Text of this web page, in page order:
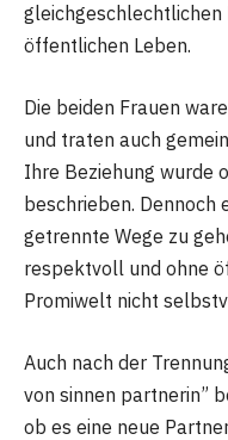
öffentlichen Leben.
Die beiden Frauen
und traten auch
Ihre Beziehung wurde
beschrieben. Dennoch
getrennte Wege zu
respektvoll und ohne
Promiwelt nicht
Auch nach der
von sinnen partnerin”
ob es eine neue